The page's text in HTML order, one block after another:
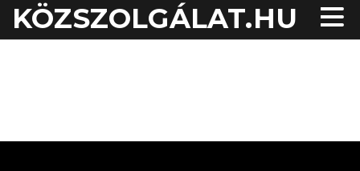
KÖZSZOLGÁLAT.HU